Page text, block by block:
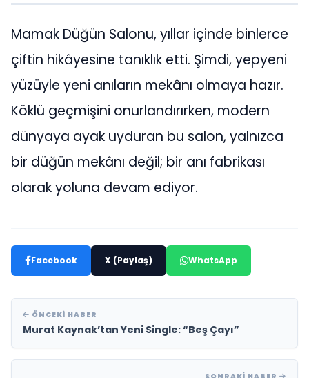
Mamak Düğün Salonu, yıllar içinde binlerce
çiftin hikâyesine tanıklık etti. Şimdi, yepyeni
yüzüyle yeni anıların mekânı olmaya hazır.
Köklü geçmişini onurlandırırken, modern
dünyaya ayak uyduran bu salon, yalnızca
bir düğün mekânı değil; bir anı fabrikası
olarak yoluna devam ediyor.
Facebook X (Paylaş) WhatsApp
ÖNCEKI HABER
Murat Kaynak’tan Yeni Single: “Beş Çayı”